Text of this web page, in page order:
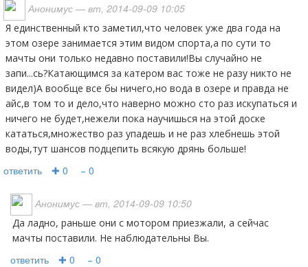
Анонимус — вт, 2014-09-09 10:05
Я единственный кто заметил,что человек уже два года на
этом озере занимается этим видом спорта,а по сути то
мачты они только недавно поставили!Вы случайно не
запи...сь?Катающимся за катером вас тоже не разу никто не
видел)А вообще все бы ничего,но вода в озере и правда не
айс,в том то и дело,что наверно можно сто раз искупаться и
ничего не будет,нежели пока научишься на этой доске
кататься,множество раз упадешь и не раз хлебнешь этой
воды,тут шансов подцепить всякую дрянь больше!
ответить ✚ 0 − 0
Анонимус — вт, 2014-09-09 10:50
Да ладно, раньше они с мотором приезжали, а сейчас
мачты поставили. Не наблюдательны Вы.
ответить ✚ 0 − 0